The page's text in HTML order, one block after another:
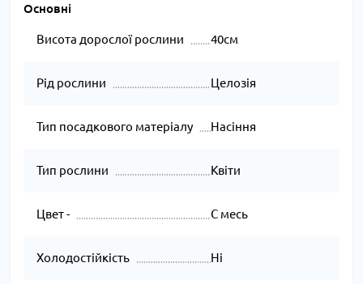
Основні
Висота дорослої рослини 40см
Рід рослини Целозія
Тип посадкового матеріалу Насіння
Тип рослини Квіти
Цвет - С месь
Холодостійкість Ні